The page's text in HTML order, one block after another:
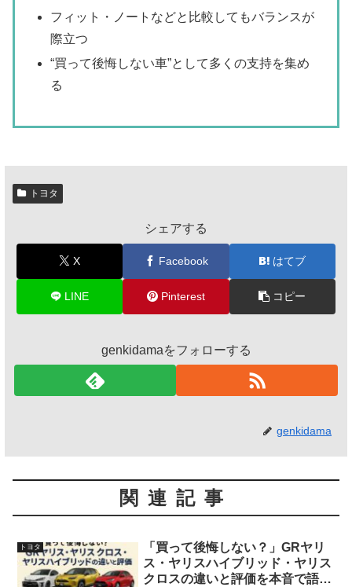
フィット・ノートなどと比較してもバランスが
際立つ
“買って後悔しない車”として多くの支持を集め
る
トヨタ
シェアする
X Facebook はてブ
LINE Pinterest コピー
genkidamaをフォローする
genkidama
関連記事
トヨタ
「買って後悔しない？」GRヤリ
ス・ヤリスハイブリッド・ヤリス
クロスの違いと評価を本音で語る